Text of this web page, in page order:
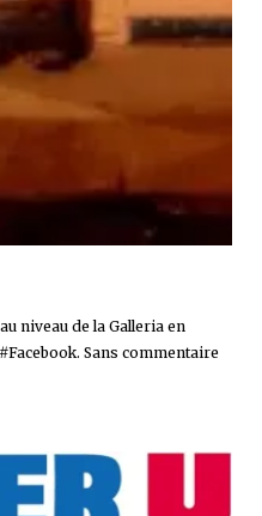
niveau de la Galleria en
Sans commentaire